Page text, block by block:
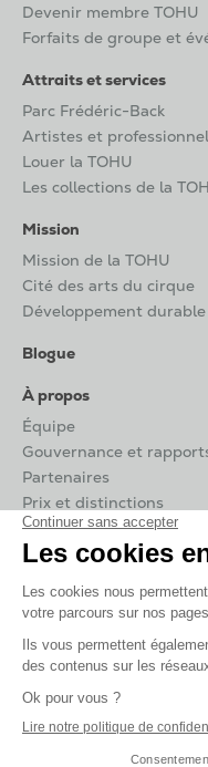
Devenir membre TOHU
Forfaits de groupe et
Attraits et services
Parc Frédéric-Back
Artistes et
Louer la TOHU
Les collections de la
Mission
Mission de la TOHU
Cité des arts du cirque
Développement durable
Blogue
À propos
Équipe
Gouvernance et
Partenaires
Prix et distinctions
Contact
Infos pratiques
Salle de presse
TOHU © 2026